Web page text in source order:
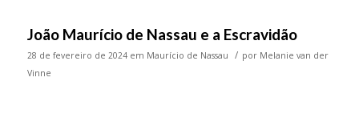
João Maurício de Nassau e a Escravidão
28 de fevereiro de 2024 em Maurício de Nassau / por Melanie van der
Vinne